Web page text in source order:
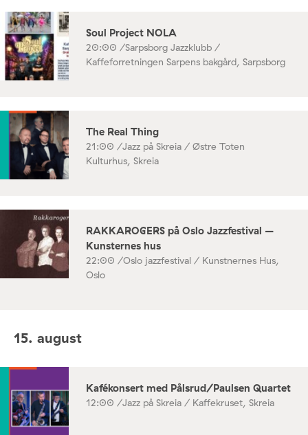
Soul Project NOLA
20:00 /Sarpsborg Jazzklubb /
Kaffeforretningen Sarpens bakgård, Sarpsborg
The Real Thing
21:00 /Jazz på Skreia / Østre Toten
Kulturhus, Skreia
RAKKAROGERS på Oslo Jazzfestival –
Kunsternes hus
22:00 /Oslo jazzfestival / Kunstnernes Hus,
Oslo
15. august
Kafékonsert med Pålsrud/Paulsen Quartet
12:00 /Jazz på Skreia / Kaffekruset, Skreia